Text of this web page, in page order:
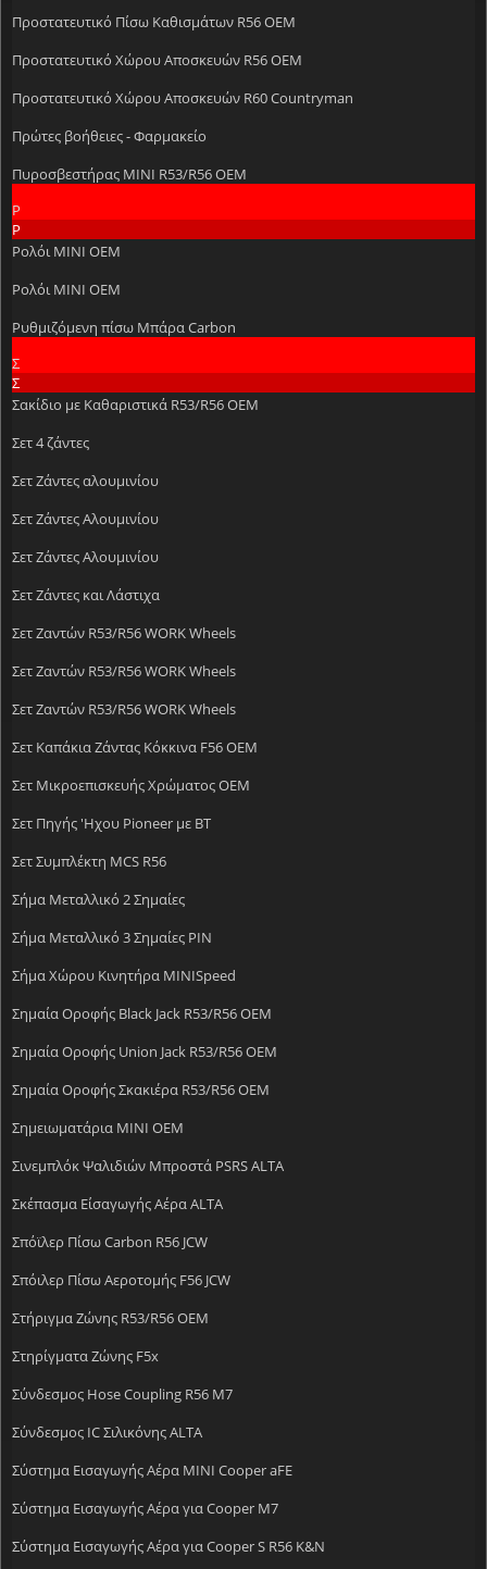
Προστατευτικό Πίσω Καθισμάτων R56 OEM
Προστατευτικό Χώρου Αποσκευών R56 OEM
Προστατευτικό Χώρου Αποσκευών R60 Countryman
Πρώτες βοήθειες - Φαρμακείο
Πυροσβεστήρας MINI R53/R56 OEM
Ρ
Ρ
Ρολόι MINI ΟΕΜ
Ρολόι MINI ΟΕΜ
Ρυθμιζόμενη πίσω Μπάρα Carbon
Σ
Σ
Σακίδιο με Καθαριστικά R53/R56 OEM
Σετ 4 ζάντες
Σετ Ζάντες αλουμινίου
Σετ Ζάντες Αλουμινίου
Σετ Ζάντες Αλουμινίου
Σετ Ζάντες και Λάστιχα
Σετ Ζαντών R53/R56 WORK Wheels
Σετ Ζαντών R53/R56 WORK Wheels
Σετ Ζαντών R53/R56 WORK Wheels
Σετ Καπάκια Ζάντας Κόκκινα F56 OEM
Σετ Μικροεπισκευής Χρώματος OEM
Σετ Πηγής 'Ηχου Pioneer με ΒΤ
Σετ Συμπλέκτη MCS R56
Σήμα Μεταλλικό 2 Σημαίες
Σήμα Μεταλλικό 3 Σημαίες PIN
Σήμα Χώρου Κινητήρα MINISpeed
Σημαία Οροφής Black Jack R53/R56 OEM
Σημαία Οροφής Union Jack R53/R56 OEM
Σημαία Οροφής Σκακιέρα R53/R56 OEM
Σημειωματάρια MINI OEM
Σινεμπλόκ Ψαλιδιών Μπροστά PSRS ALTA
Σκέπασμα Είσαγωγής Αέρα ALTA
Σπόϊλερ Πίσω Carbon R56 JCW
Σπόιλερ Πίσω Αεροτομής F56 JCW
Στήριγμα Ζώνης R53/R56 OEM
Στηρίγματα Ζώνης F5x
Σύνδεσμος Hose Coupling R56 M7
Σύνδεσμος IC Σιλικόνης ALTA
Σύστημα Εισαγωγής Αέρα MINI Cooper aFE
Σύστημα Εισαγωγής Αέρα για Cooper M7
Σύστημα Εισαγωγής Αέρα για Cooper S R56 K&N